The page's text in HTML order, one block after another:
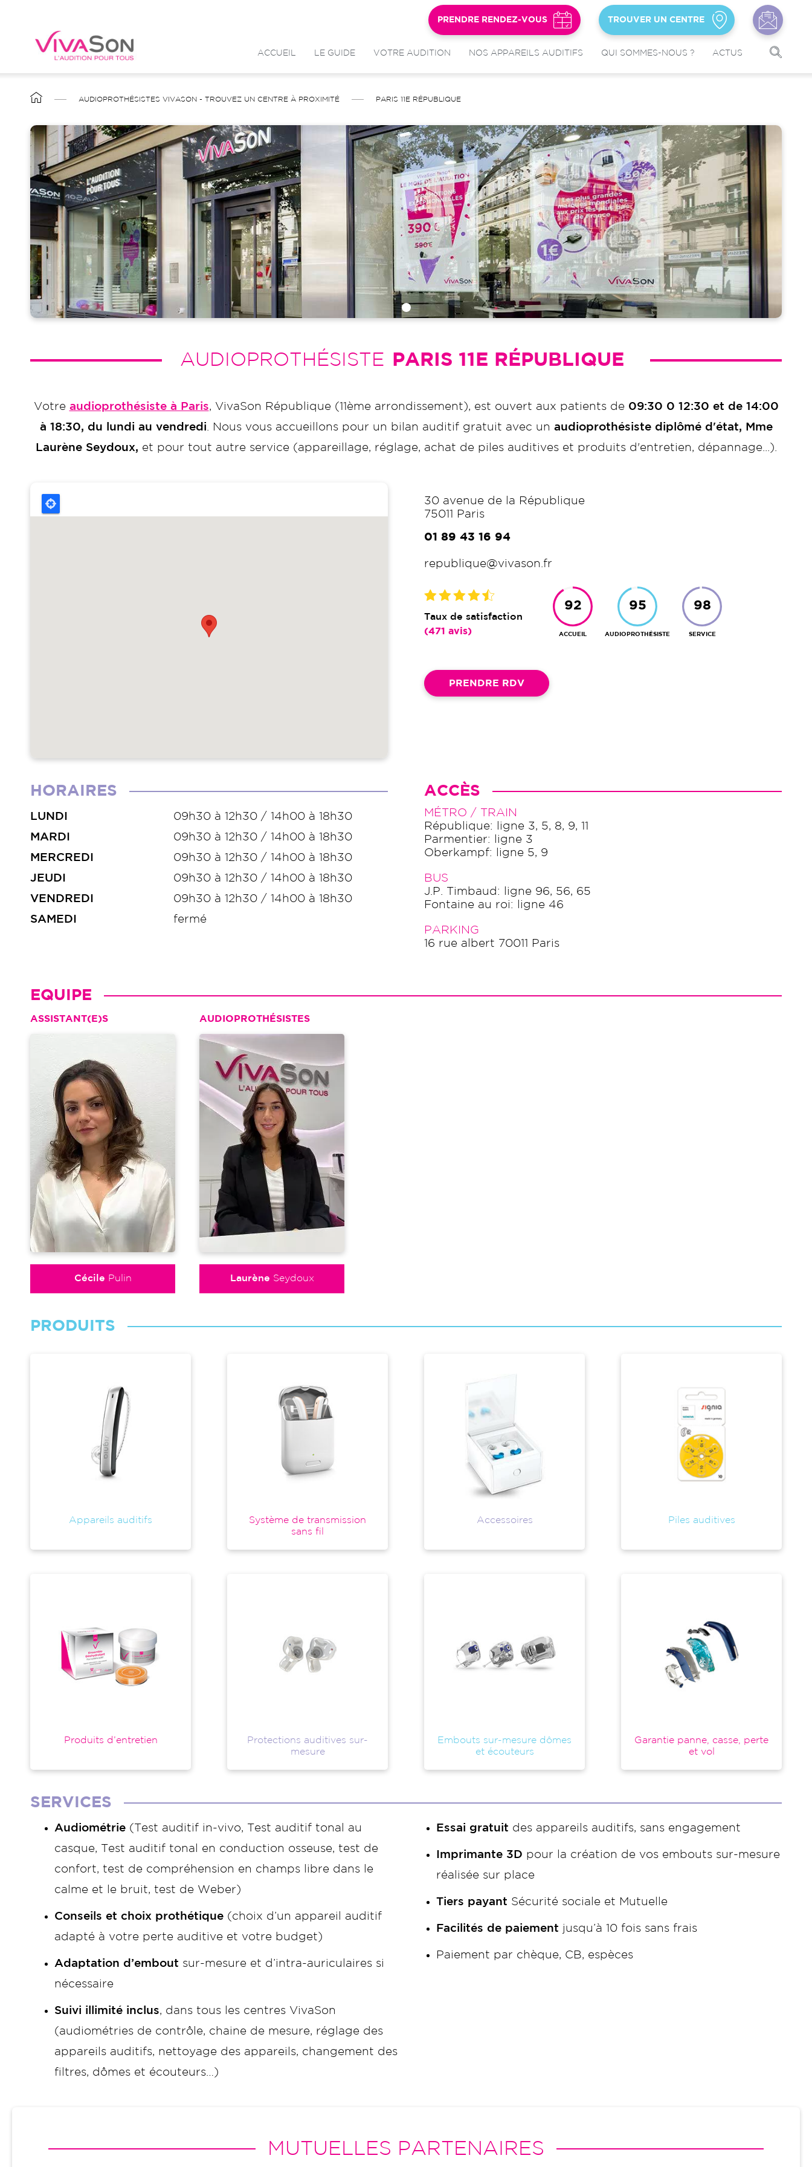
contenu
ACCUEIL LE GUIDE VOTRE AUDITION NOS APPAREILS AUDITIFS QUI SOMMES-NOUS ? ACTUS
PRENDRE RENDEZ-VOUS TROUVER UN CENTRE
FIL
AUDIOPROTHÉSISTES VIVASON - TROUVEZ UN CENTRE À PROXIMITÉ PARIS 11E RÉPUBLIQUE
AUDIOPROTHÉSISTE PARIS 11E RÉPUBLIQUE
Votre audioprothésiste à Paris, VivaSon République (11ème arrondissement), est ouvert aux patients de 09:30 0 12:30 et de 14:00
à 18:30, du lundi au vendredi . Nous vous accueillons pour un bilan auditif gratuit avec un audioprothésiste diplômé d'état, Mme
Laurène Seydoux, et pour tout autre service (appareillage, réglage, achat de piles auditives et produits d'entretien, dépannage...).
30 avenue de la République
75011
Paris
01 89 43 16 94
republique@vivason.fr
PRENDRE RDV
Taux de satisfaction
(471 avis)
ACCUEIL AUDIOPROTHÉSISTE SERVICE
HORAIRES
LUNDI
09h30 à 12h30 / 14h00 à 18h30
MARDI
09h30 à 12h30 / 14h00 à 18h30
MERCREDI
09h30 à 12h30 / 14h00 à 18h30
JEUDI
09h30 à 12h30 / 14h00 à 18h30
VENDREDI
09h30 à 12h30 / 14h00 à 18h30
SAMEDI
fermé
ACCÈS
MÉTRO / TRAIN
République: ligne 3, 5, 8, 9, 11
Parmentier: ligne 3
Oberkampf: ligne 5, 9
BUS
J.P. Timbaud: ligne 96, 56, 65
Fontaine au roi: ligne 46
PARKING
16 rue albert 70011 Paris
EQUIPE
ASSISTANT(E)S
Cécile Pulin
AUDIOPROTHÉSISTES
Laurène Seydoux
PRODUITS
Appareils auditifs
Système de transmission
sans fil
Accessoires Piles auditives
Produits d’entretien
Protections auditives sur-
mesure
Embouts sur-mesure dômes
et écouteurs
Garantie panne, casse, perte
et vol
SERVICES
Audiométrie (Test auditif in-vivo, Test auditif tonal au
casque, Test auditif tonal en conduction osseuse, test de
confort, test de compréhension en champs libre dans le
calme et le bruit, test de Weber)
Conseils et choix prothétique (choix d’un appareil auditif
adapté à votre perte auditive et votre budget)
Adaptation d’embout sur-mesure et d’intra-auriculaires si
nécessaire
Suivi illimité inclus, dans tous les centres VivaSon
(audiométries de contrôle, chaine de mesure, réglage des
appareils auditifs, nettoyage des appareils, changement des
filtres, dômes et écouteurs…)
Essai gratuit des appareils auditifs, sans engagement
Imprimante 3D pour la création de vos embouts sur-mesure
réalisée sur place
Tiers payant Sécurité sociale et Mutuelle
Facilités de paiement jusqu’à 10 fois sans frais
Paiement par chèque, CB, espèces
MUTUELLES PARTENAIRES